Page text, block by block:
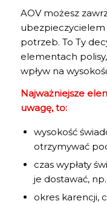
AOV możesz
ubezpieczycielem
potrzeb. To Ty
elementach
wpływ na
Najważniejsze
uwagę, to:
wysokość
otrzymywać
czas wypłaty
je dostawać,
okres karencji,